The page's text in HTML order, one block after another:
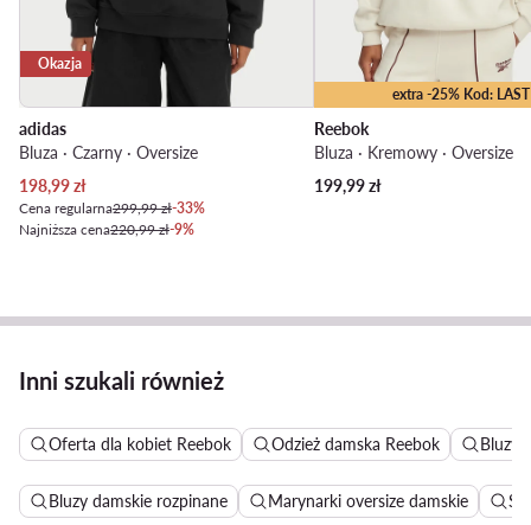
Okazja
adidas
Bluza · Czarny · Oversize
Aktualna cena
198,99zł
Cena regularna299,99 zł-33%
Najniższa cena220,99 zł-9%
extra -25% Kod: LAST
Reebok
Bluza · Kremowy · Oversize
199,99zł
Inni szukali również
Oferta dla kobiet Reebok Odzież damska Reebok Bluzy
Bluzy damskie rozpinane Marynarki oversize damskie